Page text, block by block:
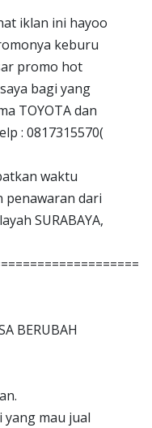
iklan ini hayoo
keburu
promo hot
bagi yang
TOYOTA dan
: 0817315570(
waktu
penawaran dari
SURABAYA,
BERUBAH
mau jual